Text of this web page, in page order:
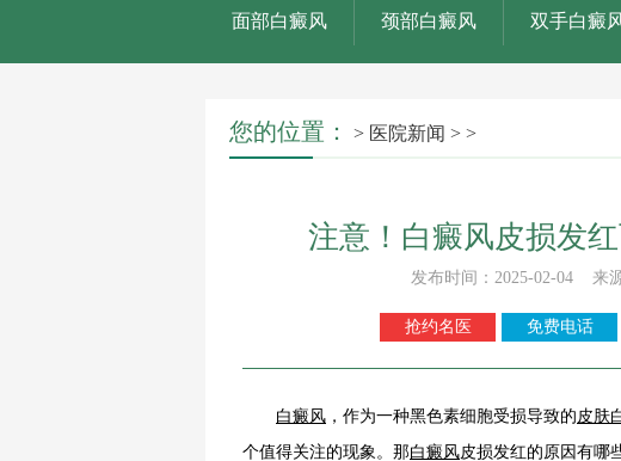
面部白癜风 颈部白癜风 双手白癜
您的位置： > 医院新闻 > >
注意！白癜风皮损发
发布时间：2025-02-04 来
抢约名医 免费电话
白癜风 ，作为一种黑色素细胞受损导致的皮肤
个值得关注的现象。那白癜风皮损发红的原因有哪